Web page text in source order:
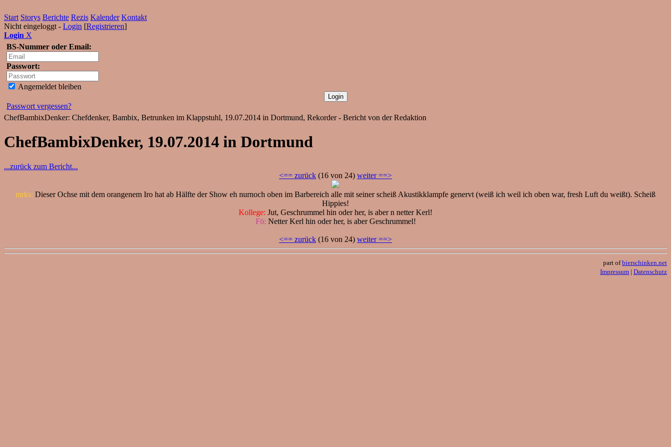
Start Storys Berichte Rezis Kalender Kontakt
Nicht eingeloggt - Login [Registrieren]
Login X
BS-Nummer oder Email:
Passwort:
Angemeldet bleiben
Passwort vergessen?
ChefBambixDenker: Chefdenker, Bambix, Betrunken im Klappstuhl, 19.07.2014 in Dortmund, Rekorder - Bericht von der Redaktion
ChefBambixDenker, 19.07.2014 in Dortmund
...zurück zum Bericht...
<== zurück (16 von 24) weiter ==>
mrks: Dieser Ochse mit dem orangenem Iro hat ab Hälfte der Show eh nurnoch oben im Barbereich alle mit seiner scheiß Akustikklampfe genervt (weiß ich weil ich oben war, fresh Luft du weißt). Scheiß
Hippies!
Kollege: Jut, Geschrummel hin oder her, is aber n netter Kerl!
Fö: Netter Kerl hin oder her, is aber Geschrummel!
<== zurück (16 von 24) weiter ==>
part ofbierschinken.net
Impressum | Datenschutz